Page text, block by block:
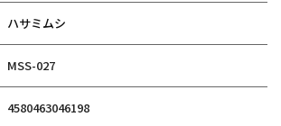
ハサミムシ
MSS-027
4580463046198